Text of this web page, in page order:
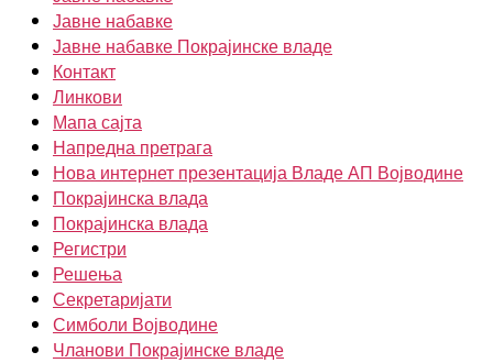
Јавне набавке
Јавне набавке Покрајинске владе
Контакт
Линкови
Мапа сајта
Напредна претрага
Нова интернет презентација Владе АП Војводине
Покрајинска влада
Покрајинска влада
Регистри
Решења
Секретаријати
Симболи Војводине
Чланови Покрајинске владе